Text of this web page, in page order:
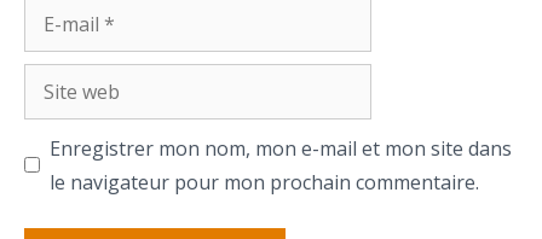
mail
Site
web
Enregistrer mon nom, mon e-mail et mon site dans
le navigateur pour mon prochain commentaire.